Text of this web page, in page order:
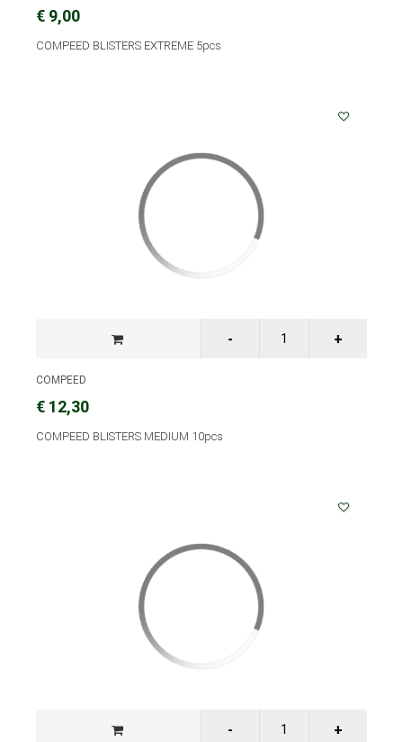
€ 9,00
COMPEED BLISTERS EXTREME 5pcs
COMPEED
€ 12,30
COMPEED BLISTERS MEDIUM 10pcs